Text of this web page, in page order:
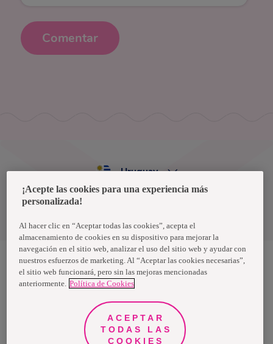
Comentar
Política de privacidad de datos
Uruguay
Nosotras, una marca de Essity - una compañía global líder en
higiene y salud. Cada día, mil millones de personas, en todo el
propósito es romper barreras por el bienestar en beneficio de
consumidores, pacientes, cuidadores, clientes y la sociedad en
general. Vendemos en aproximadamente 150 países bajo las
principales marcas globales TENA y Tork, así como otras marcas
como Actimove, Cutimed, JOBST, Knix, Leukoplast, Libero, Libresse,
¡Acepte las cookies para una experiencia más
personalizada!
Al hacer clic en “Aceptar todas las cookies”, acepta el
almacenamiento de cookies en su dispositivo para mejorar la
navegación en el sitio web, analizar el uso del sitio web y ayudar con
nuestros esfuerzos de marketing. Al “Aceptar las cookies necesarias”,
el sitio web funcionará, pero sin las mejoras mencionadas
anteriormente. Política de Cookies
ACEPTAR
TODAS LAS
COOKIES